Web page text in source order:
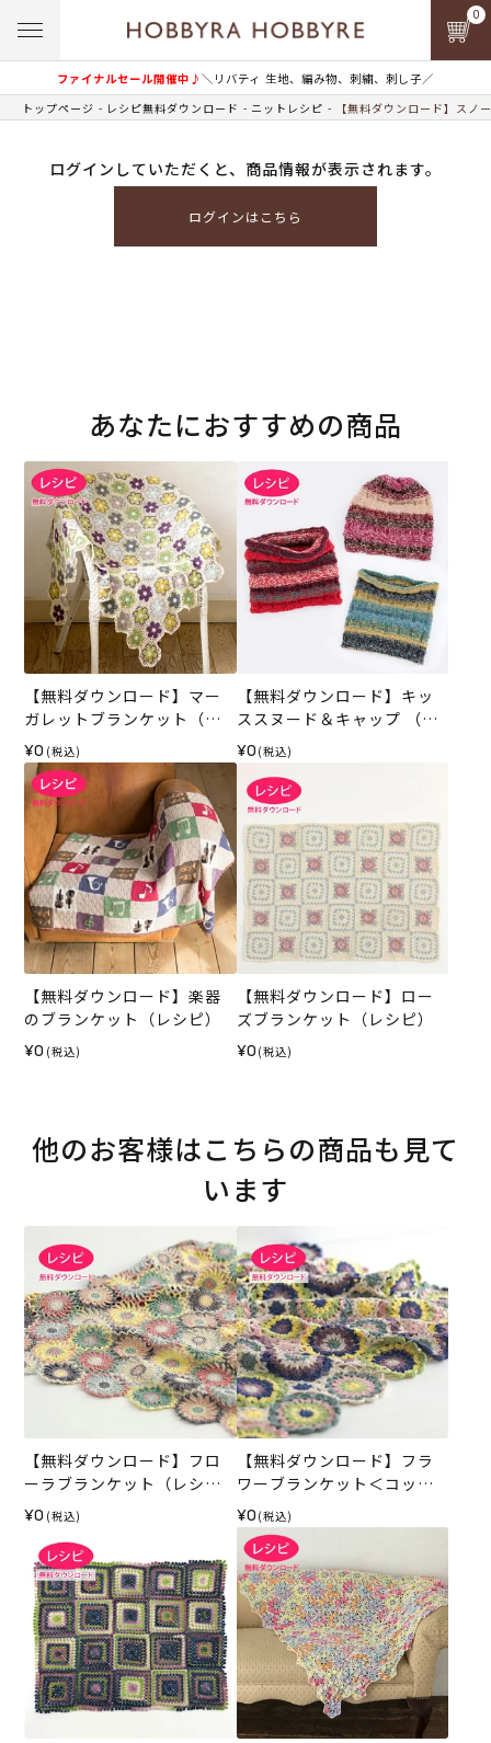
ファイナルセール開催中♪＼リバティ 生地、編み物、刺繍、刺し子／
0
トップページ レシピ無料ダウンロード ニットレシピ 【無料ダウンロード】スノ
ログインしていただくと、商品情報が表示されます。
ログインはこちら
あなたにおすすめの商品
【無料ダウンロード】マー
ガレットブランケット（レ
シピ）
¥0 (税込)
【無料ダウンロード】キッ
ススヌード＆キャップ （レ
シピ）
¥0 (税込)
【無料ダウンロード】楽器
のブランケット（レシピ）
¥0 (税込)
【無料ダウンロード】ロー
ズブランケット（レシピ）
¥0 (税込)
他のお客様はこちらの商品も見て
います
【無料ダウンロード】フロ
ーラブランケット（レシ
ピ）
¥0 (税込)
【無料ダウンロード】フラ
ワーブランケット＜コット
ンシェリー＞（レシピ）
¥0 (税込)